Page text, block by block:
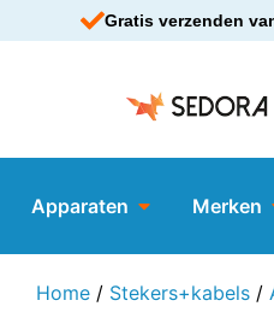
Gratis verzenden
Apparaten Merken
Home / Stekers+kabels /